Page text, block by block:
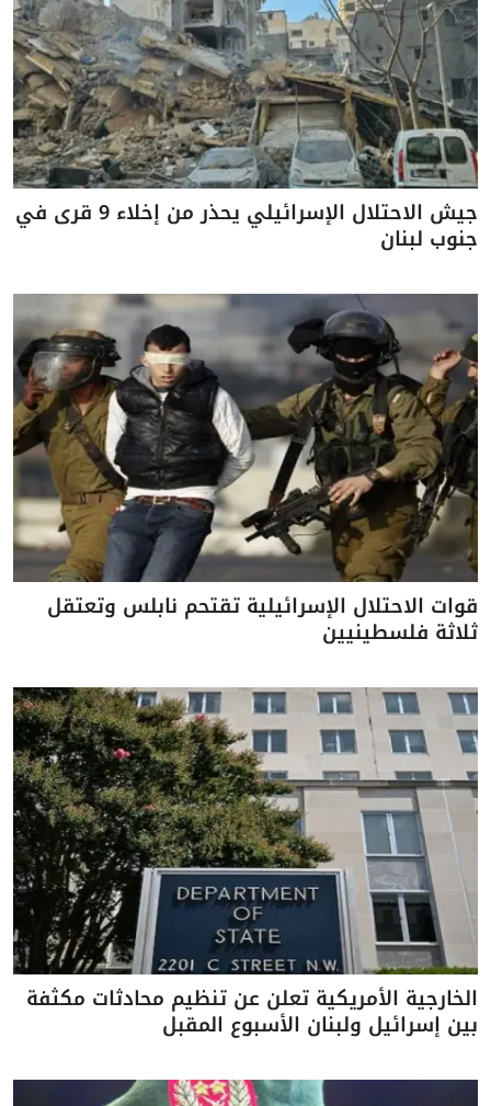
جيش الاحتلال الإسرائيلي يحذر من إخلاء 9 قرى في
جنوب لبنان
قوات الاحتلال الإسرائيلية تقتحم نابلس وتعتقل
ثلاثة فلسطينيين
الخارجية الأمريكية تعلن عن تنظيم محادثات مكثفة
بين إسرائيل ولبنان الأسبوع المقبل